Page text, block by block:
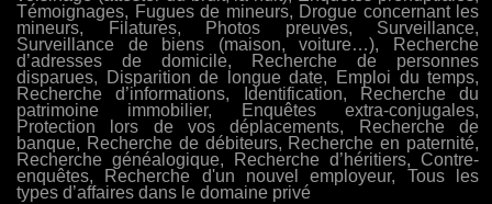
Témoignages, Fugues de mineurs, Drogue concernant les
mineurs, Filatures, Photos preuves, Surveillance,
Surveillance de biens (maison, voiture…), Recherche
d’adresses de domicile, Recherche de personnes
disparues, Disparition de longue date, Emploi du temps,
Recherche d’informations, Identification, Recherche du
patrimoine immobilier, Enquêtes extra-conjugales,
Protection lors de vos déplacements, Recherche de
banque, Recherche de débiteurs, Recherche en paternité,
Recherche généalogique, Recherche d’héritiers, Contre-
enquêtes, Recherche d'un nouvel employeur, Tous les
types d’affaires dans le domaine privé